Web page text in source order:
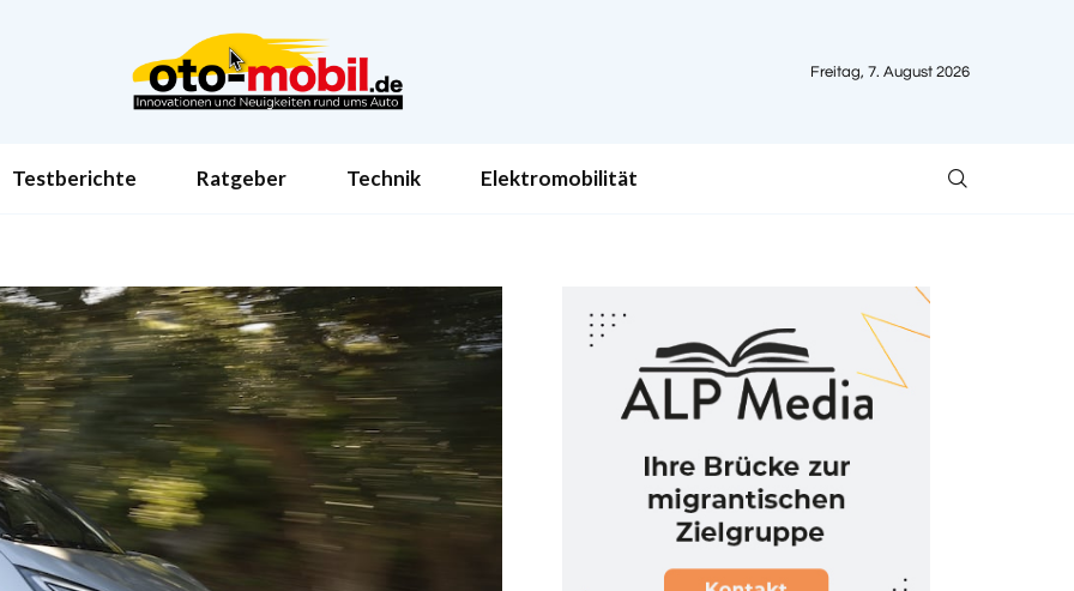
Freitag, 7. August 2026
Testberichte Ratgeber Technik Elektromobilität